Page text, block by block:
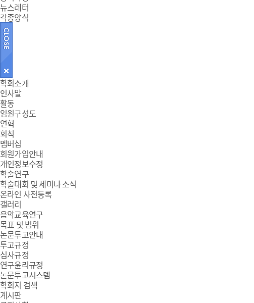
뉴스레터
각종양식
주
메
뉴
학회소개
인사말
활동
임원구성도
연혁
회칙
멤버십
회원가입안내
개인정보수정
학술연구
학술대회 및 세미나 소식
온라인 사전등록
갤러리
음악교육연구
목표 및 범위
논문투고안내
투고규정
심사규정
연구윤리규정
논문투고시스템
학회지 검색
게시판